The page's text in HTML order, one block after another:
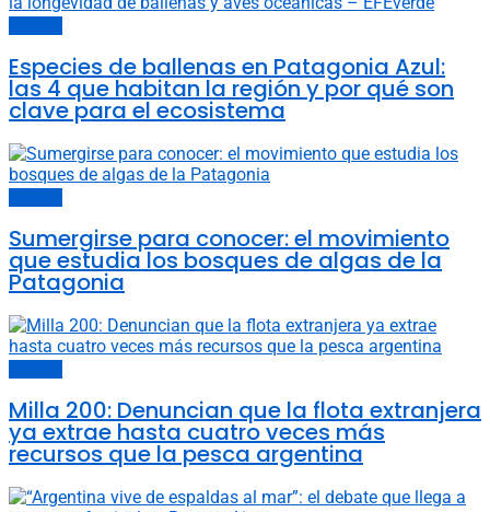
Especies de ballenas en Patagonia Azul:
las 4 que habitan la región y por qué son
clave para el ecosistema
Sumergirse para conocer: el movimiento
que estudia los bosques de algas de la
Patagonia
Milla 200: Denuncian que la flota extranjera
ya extrae hasta cuatro veces más
recursos que la pesca argentina